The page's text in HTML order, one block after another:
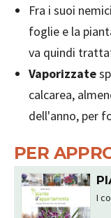
Fra i suoi
foglie e la
va quindi
Vaporizzate
calcarea,
dell'anno, per
PER
I